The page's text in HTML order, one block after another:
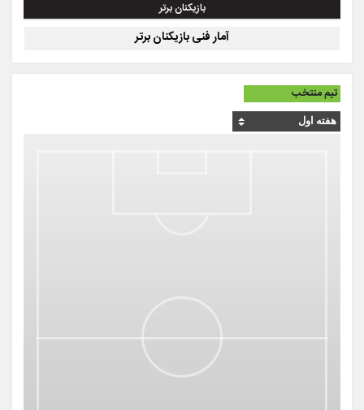
بازیکنان برتر
آمار فنی بازیکنان برتر
تیم منتخب